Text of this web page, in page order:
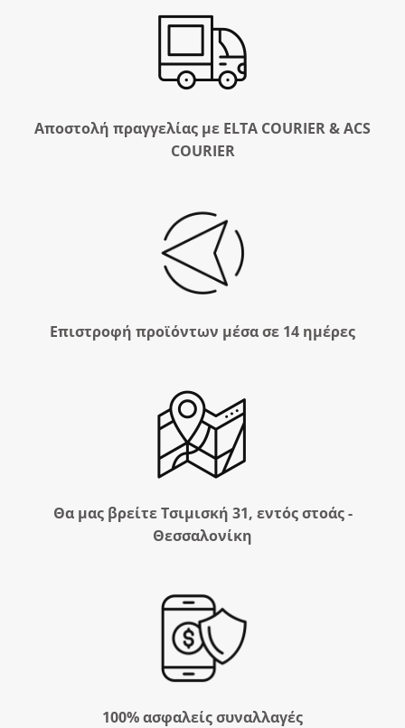
Αποστολή πραγγελίας με ELTA COURIER & ACS
COURIER
Επιστροφή προϊόντων μέσα σε 14 ημέρες
Θα μας βρείτε Τσιμισκή 31, εντός στοάς -
Θεσσαλονίκη
100% ασφαλείς συναλλαγές